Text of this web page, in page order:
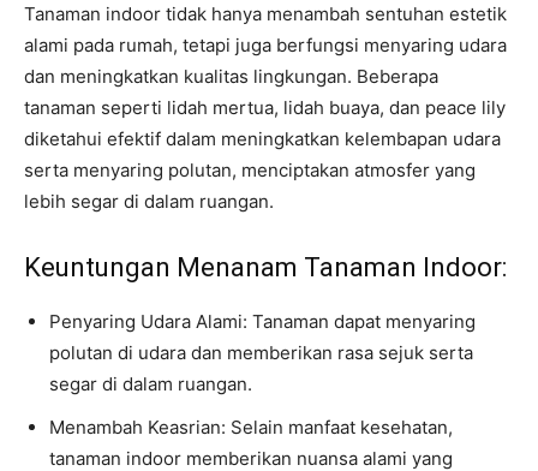
Tanaman indoor tidak hanya menambah sentuhan estetik
alami pada rumah, tetapi juga berfungsi menyaring udara
dan meningkatkan kualitas lingkungan. Beberapa
tanaman seperti lidah mertua, lidah buaya, dan peace lily
diketahui efektif dalam meningkatkan kelembapan udara
serta menyaring polutan, menciptakan atmosfer yang
lebih segar di dalam ruangan.
Keuntungan Menanam Tanaman Indoor:
Penyaring Udara Alami: Tanaman dapat menyaring
polutan di udara dan memberikan rasa sejuk serta
segar di dalam ruangan.
Menambah Keasrian: Selain manfaat kesehatan,
tanaman indoor memberikan nuansa alami yang